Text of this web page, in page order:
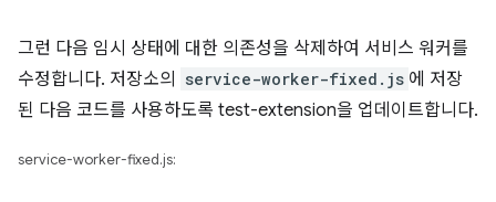
그런 다음 임시 상태에 대한 의존성을 삭제하여 서비스 워커를
수정합니다. 저장소의
service-worker-fixed.js 에 저장
된 다음 코드를 사용하도록 test-extension을 업데이트합니다.
service-worker-fixed.js: